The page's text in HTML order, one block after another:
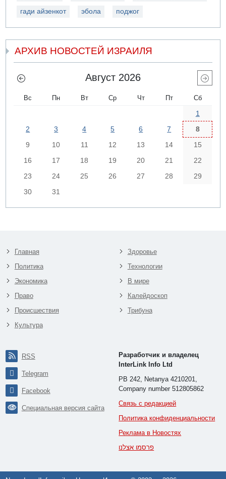
гади айзенкот эбола поджог
АРХИВ НОВОСТЕЙ ИЗРАИЛЯ
Август 2026
Вс Пн Вт Ср Чт Пт Сб
1
2
3 4 5 6 7
8
9
10 11 12 13 14
15
16
17 18 19 20 21
22
23
24 25 26 27 28
29
30
31
Главная
Политика
Экономика
Право
Происшествия
Культура
Здоровье
Технологии
В мире
Калейдоскоп
Трибуна
RSS
Telegram
Facebook
Специальная версия сайта
Разработчик и владелец
InterLink Info Ltd
PB 242, Netanya 4210201,
Company number 512805862
Связь с редакцией
Политика конфиденциальности
Реклама в Новостях
פרסמו אצלנו